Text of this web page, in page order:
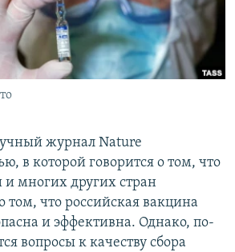
журнал Nature
в которой говорится о том, что
и многих других стран
том, что российская вакцина
и эффективна. Однако, по-
вопросы к качеству сбора